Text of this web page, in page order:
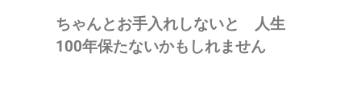
ちゃんとお手入れしないと 人生
100年保たないかもしれません